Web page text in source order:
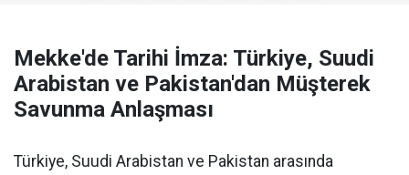
Mekke'de Tarihi İmza: Türkiye, Suudi
Arabistan ve Pakistan'dan Müşterek
Savunma Anlaşması
Türkiye, Suudi Arabistan ve Pakistan arasında